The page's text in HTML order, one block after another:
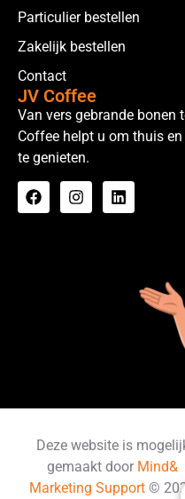
Particulier bestellen
Zakelijk bestellen
Contact
JV Coffee
Van vers gebrande bonen
Coffee helpt u om thuis
te genieten.
Deze website is
gemaakt door Mind&
Marketing Support ©